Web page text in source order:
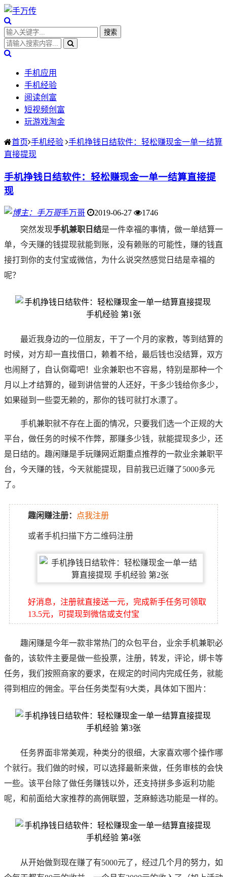
手机应用
手机经验
阅读创富
短视频创富
玩游戏淘金
首页 手机经验 手机挣钱日结软件：轻松赚现金一单一结算
直接提现
手机挣钱日结软件：轻松赚现金一单一结算直接提
现
手万哥 2019-06-27
1746
突然发现手机兼职日结是一件幸福的事情，做一单结算一
单，今天赚的钱提现就能到账，没有赖账的可能性，赚的钱直
接打到你的支付宝或微信，为什么说突然感觉日结是幸福的
呢？
最近我身边的一位朋友，干了一个月的家教，等到结算的
时候，对方却一直找借口，赖着不给，最后钱也没结算，双方
也闹掰了，自认倒霉吧！ 业余兼职也不容易，特别是那种一个
月以上才结算的，碰到讲信誉的人还好，干多少钱给你多少，
如果碰到一些耍无赖的，那你的钱可就打水漂了。
手机兼职就不存在上面的情况，只要我们选一个正规的大
平台，做任务的时候不作弊，那赚多少钱，就能提现多少，还
是日结的。趣闲赚是手玩赚网近期重点推荐的一款业余兼职平
台，今天赚的钱，今天就能提现，目前我已近赚了5000多元
了。
趣闲赚注册： 点我注册
或者手机扫描下方二维码注册
好消息，注册就直接送一元，完成新手任务可领取
13.5元，可提现到微信或支付宝
趣闲赚是今年一款非常热门的众包平台，业余手机兼职必
备的，该软件主要是做一些投票，注册，转发，评论，绑卡等
任务，我们按照商家的要求，在规定的时间内完成任务，就能
得到相应的佣金。平台任务类型有9大类，具体如下图片：
任务界面非常美观，种类分的很细，大家喜欢哪个操作哪
个就行。我们做的时候，可以选择最新来做，任务审核的会快
一些。该平台除了做任务赚钱以外，还支持拼多多返利功能
呢，和前面给大家推荐的高佣联盟，芝麻鲸选功能是一样的。
从开始做到现在赚了有5000元了，经过几个月的努力，如